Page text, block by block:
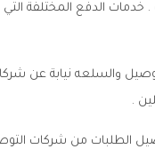
خدمات الدفع المختلفة
والسلعه نيابة عن
.
الطلبات من شركات